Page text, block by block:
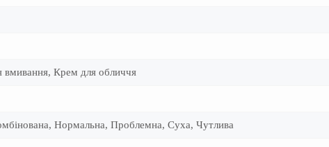
вмивання, Крем для обличчя
Нормальна, Проблемна, Суха, Чутлива